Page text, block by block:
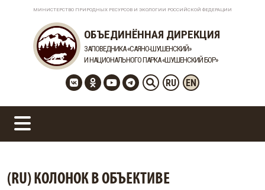
МИНИСТЕРСТВО ПРИРОДНЫХ РЕСУРСОВ И ЭКОЛОГИИ РОССИЙСКОЙ ФЕДЕРАЦИИ
ОБЪЕДИНЁННАЯ ДИРЕКЦИЯ
ЗАПОВЕДНИКА «САЯНО-ШУШЕНСКИЙ»
И НАЦИОНАЛЬНОГО ПАРКА «ШУШЕНСКИЙ БОР»
RU EN
(RU) КОЛОНОК В ОБЪЕКТИВЕ